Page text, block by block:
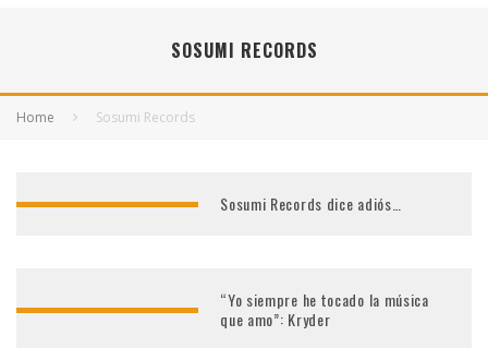
SOSUMI RECORDS
Home Sosumi Records
Sosumi Records dice adiós…
“Yo siempre he tocado la música
que amo”: Kryder